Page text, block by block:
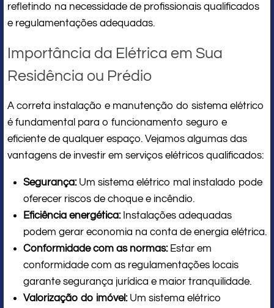
refletindo na necessidade de profissionais qualificados
e regulamentações adequadas.
Importância da Elétrica em Sua
Residência ou Prédio
A correta instalação e manutenção do sistema elétrico
é fundamental para o funcionamento seguro e
eficiente de qualquer espaço. Vejamos algumas das
vantagens de investir em serviços elétricos qualificados:
Segurança:Um sistema elétrico mal instalado pode
oferecer riscos de choque e incêndio.
Eficiência energética:Instalações adequadas
podem gerar economia na conta de energia elétrica.
Conformidade com as normas:Estar em
conformidade com as regulamentações locais
garante segurança jurídica e maior tranquilidade.
Valorização do imóvel:Um sistema elétrico